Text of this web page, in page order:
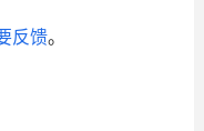
反馈。